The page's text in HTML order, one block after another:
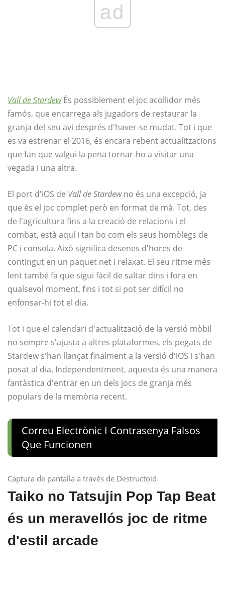
ad
Vall de Stardew És possiblement el joc acollidor més
famós, que encarrega als jugadors de restaurar la
granja del seu avi després d'haver-se mudat. Tot i que
es va estrenar el 2016, és encara rebent actualitzacions
que fan que valgui la pena tornar-ho a visitar una
vegada i una altra.
El port d'iOS de Vall de Stardewno és una excepció, ja
que és el joc complet però en format de mà. Tot, des
de l'agricultura fins a la creació de relacions i el
combat, està aquí i tan bo com els seus homòlegs de
PC i consola. Això significa desenes d'hores de
contingut en un paquet net i relaxat. El seu ritme més
lent també fa que sigui fàcil de saltar dins i fora en
qualsevol moment, fins i tot si pot ser difícil no
enfonsar-hi tot el dia.
Tot i que el calendari d'actualització de la versió mòbil
no sempre s'ajusta a altres plataformes, els pegats de
Stardew s'han llançat finalment a la versió d'iOS i s'han
posat al dia. Independentment, aquesta és una manera
fantàstica d'entrar en un dels jocs de granja més
populars de la memòria recent.
Correu Electrònic I Contrasenya Falsos
Que Funcionen
Captura de pantalla a través de Destructoid
Taiko no Tatsujin Pop Tap Beat
és un meravellós joc de ritme
d'estil arcade